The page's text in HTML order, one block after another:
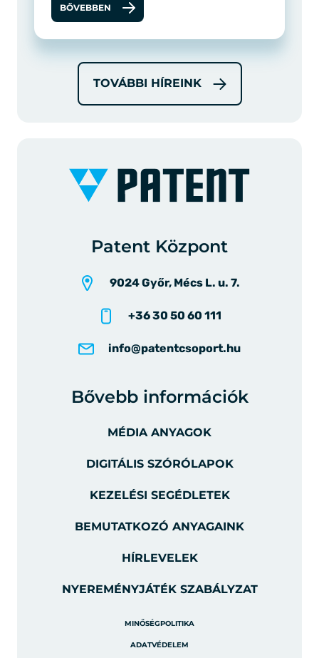
BŐVEBBEN
TOVÁBBI HÍREINK
Patent Központ
9024 Győr, Mécs L. u. 7.
+36 30 50 60 111
info@patentcsoport.hu
Bővebb információk
MÉDIA ANYAGOK
DIGITÁLIS SZÓRÓLAPOK
KEZELÉSI SEGÉDLETEK
BEMUTATKOZÓ ANYAGAINK
HÍRLEVELEK
NYEREMÉNYJÁTÉK SZABÁLYZAT
MINŐSÉGPOLITIKA
ADATVÉDELEM